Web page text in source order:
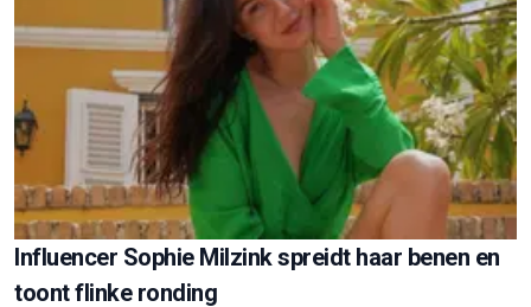
Influencer Sophie Milzink spreidt haar benen en
toont flinke ronding